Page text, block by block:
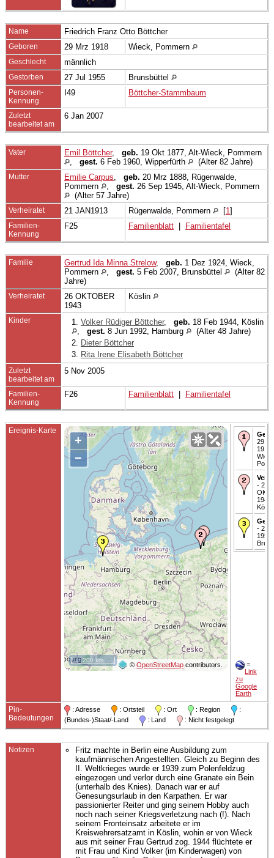
Name Friedrich Franz Otto Böttcher
Geboren 29 Mrz 1918 Wieck, Pommern
Geschlecht männlich
Gestorben 27 Jul 1955 Brunsbüttel
Personen-
Kennung
I49 Böttcher-Stammbaum
Zuletzt
bearbeitet am
6 Jan 2007
Vater Emil Böttcher, geb. 19 Okt 1877, Alt-Wieck, Pommern
gest. 6 Feb 1960, Wipperfürth (Alter 82 Jahre)
Mutter Emilie Carpus geb. 20 Mrz 1888, Rügenwalde,
Pommern
gest. 26 Sep 1945, Alt-Wieck, Pommern
(Alter 57 Jahre)
Verheiratet 21 JAN1913 Rügenwalde, Pommern [1 ]
Familien-
Kennung
F25 Familienblatt Familientafel
Familie Gertrud Ida Minna Strelow, geb. 1 Dez 1924, Wieck,
Pommern
gest. 5 Feb 2007, Brunsbüttel
(Alter 82
Jahre)
Verheiratet
26 OKTOBER
1943
Köslin
Kinder 1. Volker Rüdiger Böttcher, geb. 18 Feb 1944, Köslin
gest. 8 Jun 1992, Hamburg
(Alter 48 Jahre)
2.
Dieter Böttcher
3.
Rita Irene Elisabeth Böttcher
Zuletzt
bearbeitet am
5 Nov 2005
Familien-
Kennung
F26 Familienblatt Familientafel
Ereignis-Karte
+
−
©OpenStreetMap contributors.
200 km
29
1918
- 26
1943
Köslin
- 27
1955
=
Link
zu
Google
Earth
Pin-
Bedeutungen
: Adresse : Ortsteil : Ort : Region
:
(Bundes-)Staat/-Land
: Land : Nicht festgelegt
Notizen
Fritz machte in Berlin eine Ausbildung zum
kaufmännischen Angestellten. Gleich zu Beginn des
II. Weltkrieges wurde er 1939 zum Polenfeldzug
eingezogen und verlor durch eine Granate ein Bein
(unterhalb des Knies). Danach war er auf
Genesungsurlaub in den Karpathen. Er war
passionierter Reiter und ging seinem Hobby auch
noch nach seiner Kriegsverletzung nach (!). Nach
seinem Fronteinsatz arbeitete er im
Kreiswehrersatzamt in Köslin, wohin er von Wieck
aus mit seiner Frau Gertrud zog. 1944 flüchtete er
mit Frau und Kind Volker (im Kinderwagen) von